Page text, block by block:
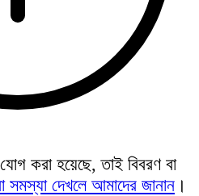
করা হয়েছে, তাই বিবরণ বা
দেখলে আমাদের জানান ।